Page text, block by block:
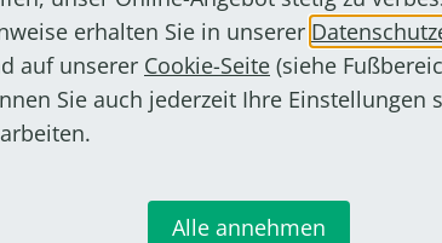
Moderator Otto Ganser im Gespräch mit Hans-Peter
in Swisttal lebt, hat mit vielen
Es geht ihm dabei darum, „die
viel bedeutet, hat er seine
großes Leid über die Zivilbevölkerung,
spricht mit ihm über dieses wichtige,
erhalten Sie in unserer
auf unserer Cookie-Seite (siehe
Sie auch jederzeit Ihre Einstellungen
Alle annehmen